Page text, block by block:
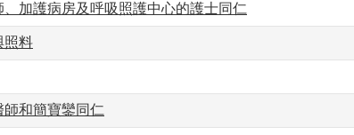
加護病房及呼吸照護中心的護士同仁
照料
和簡寶鑾同仁